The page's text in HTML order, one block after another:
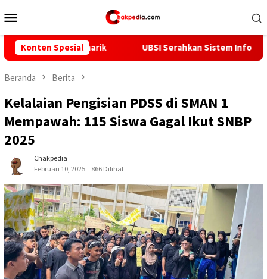
ke
Mobile
Konten SpesialUBSI Serahkan Sistem Informasi Tracer Study
Beranda Berita
Kelalaian Pengisian PDSS di SMAN 1
Mempawah: 115 Siswa Gagal Ikut SNBP
2025
Chakpedia
Februari 10, 2025
866 Dilihat